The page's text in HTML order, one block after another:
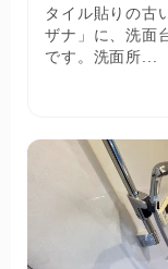
タイル貼りの古
ザナ」に、洗面
です。洗面所...